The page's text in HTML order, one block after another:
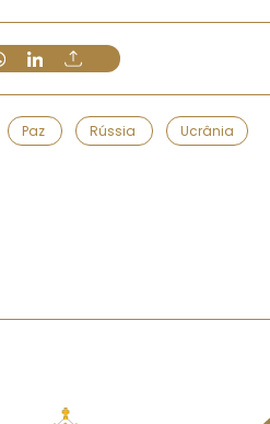
Paz Rússia Ucrânia